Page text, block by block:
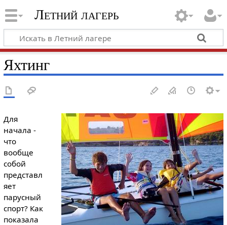
Летний лагерь
Яхтинг
Для
начала -
что
вообще
собой
представл
яет
парусный
спорт? Как
показала